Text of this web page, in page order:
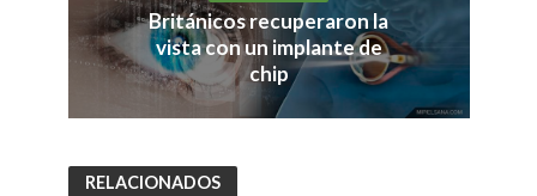
Británicos recuperaron la
vista con un implante de
chip
RELACIONADOS